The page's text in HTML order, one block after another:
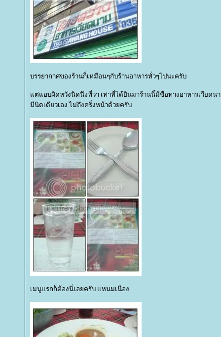
บรรยากาศของร้านก็เหมือนๆกับร้านอาหารทั่วๆไปนะครับ
ต่แอบผิดหวังนิดนึงที่ว่า เท่าที่ได้ยินมาร้านนี้มีชื่อทางอาหารเวียดน
มีนิดเดียวเอง ไม่ถึงครึ่งหน้าด้วยครับ
เมนูแรกก็ต้องนี่เลยครับ แหนมเนือง